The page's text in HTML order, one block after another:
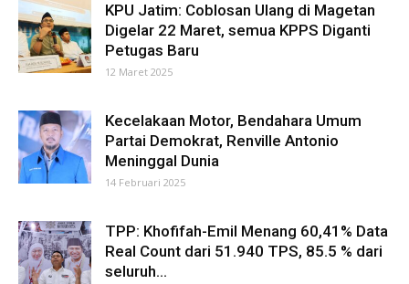
KPU Jatim: Coblosan Ulang di Magetan
Digelar 22 Maret, semua KPPS Diganti
Petugas Baru
12 Maret 2025
Kecelakaan Motor, Bendahara Umum
Partai Demokrat, Renville Antonio
Meninggal Dunia
14 Februari 2025
TPP: Khofifah-Emil Menang 60,41% Data
Real Count dari 51.940 TPS, 85.5 % dari
seluruh...